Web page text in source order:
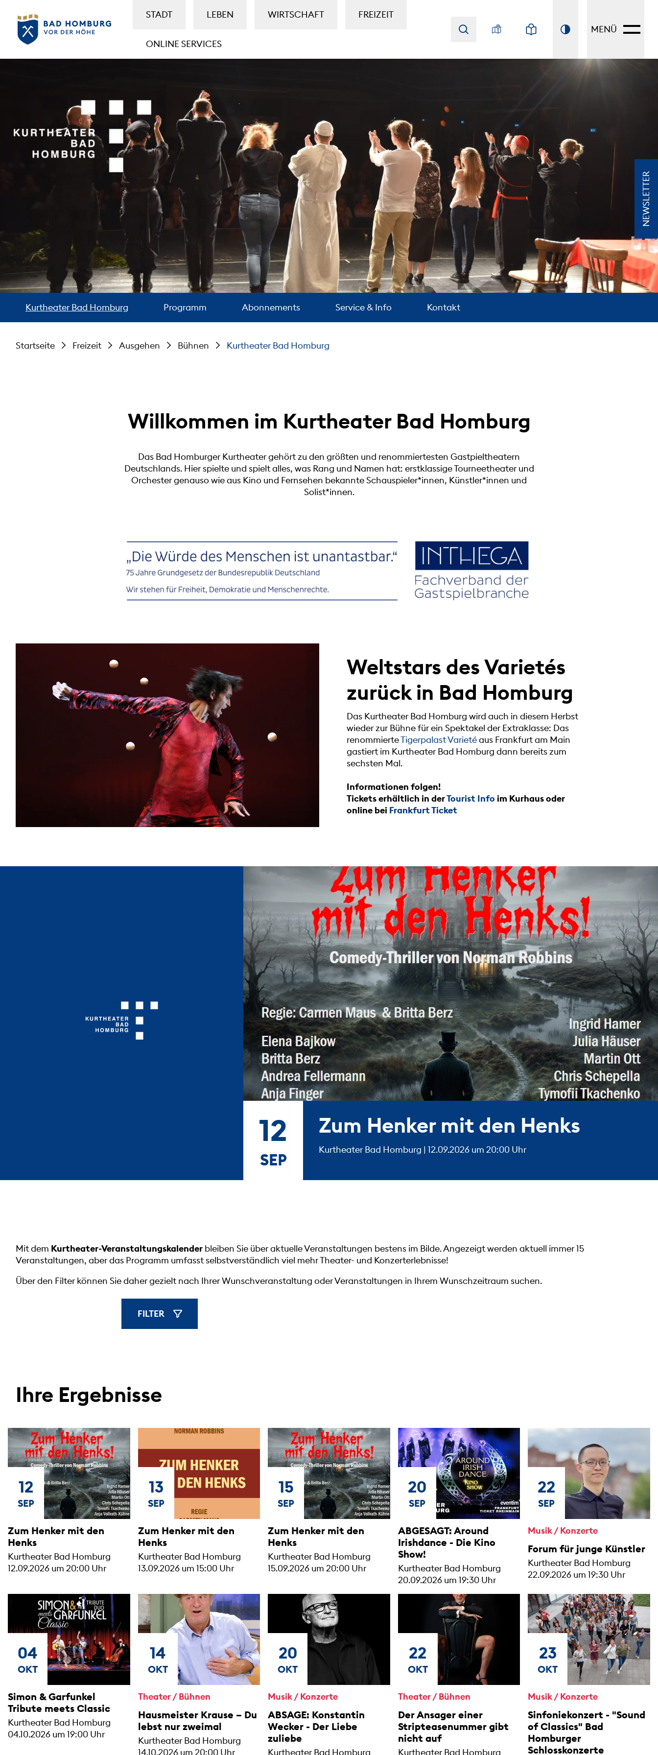
STADT LEBEN WIRTSCHAFT FREIZEIT
ONLINE SERVICES
MENÜ
Kurtheater Bad Homburg Programm Abonnements Service & Info Kontakt
Startseite Freizeit Ausgehen Bühnen Kurtheater Bad Homburg
NEWSLETTER
Willkommen im Kurtheater Bad Homburg
Das Bad Homburger Kurtheater gehört zu den größten und renommiertesten Gastpieltheatern
Deutschlands. Hier spielte und spielt alles, was Rang und Namen hat: erstklassige Tourneetheater und
Orchester genauso wie aus Kino und Fernsehen bekannte Schauspieler*innen, Künstler*innen und
Solist*innen.
Weltstars des Varietés
zurück in Bad Homburg
Das Kurtheater Bad Homburg wird auch in diesem Herbst
wieder zur Bühne für ein Spektakel der Extraklasse: Das
renommierteTigerpalast Varietéaus Frankfurt am Main
gastiert im Kurtheater Bad Homburg dann bereits zum
sechsten Mal.
Informationen folgen!
Tickets erhältlich in derTourist Info im Kurhaus oder
online bei Frankfurt Ticket
12
SEP
Zum Henker mit den Henks
Kurtheater Bad Homburg |12.09.2026 um 20:00 Uhr
Mit dem Kurtheater-Veranstaltungskalender bleiben Sie über aktuelle Veranstaltungen bestens im Bilde. Angezeigt werden aktuell immer 15
Veranstaltungen, aber das Programm umfasst selbstverständlich viel mehr Theater- und Konzerterlebnisse!
Über den Filter können Sie daher gezielt nach Ihrer Wunschveranstaltung oder Veranstaltungen in Ihrem Wunschzeitraum suchen.
FILTERFILTER ANZEIGEN
Ihre Ergebnisse
Zum Henker mit den
Henks
Kurtheater Bad Homburg
12.09.2026 um 20:00 Uhr
12
SEP
Zum Henker mit den
Henks
Kurtheater Bad Homburg
13.09.2026 um 15:00 Uhr
13
SEP
Zum Henker mit den
Henks
Kurtheater Bad Homburg
15.09.2026 um 20:00 Uhr
15
SEP
ABGESAGT: Around
Irishdance - Die Kino
Show!
Kurtheater Bad Homburg
20.09.2026 um 19:30 Uhr
20
SEP
Musik / Konzerte
Forum für junge Künstler
Kurtheater Bad Homburg
22.09.2026 um 19:30 Uhr
22
SEP
Simon & Garfunkel
Tribute meets Classic
Kurtheater Bad Homburg
04.10.2026 um 19:00 Uhr
04
OKT
Theater / Bühnen
Hausmeister Krause – Du
lebst nur zweimal
Kurtheater Bad Homburg
14.10.2026 um 20:00 Uhr
14
OKT
Musik / Konzerte
ABSAGE: Konstantin
Wecker - Der Liebe
zuliebe
Kurtheater Bad Homburg
20
OKT
Theater / Bühnen
Der Ansager einer
Stripteasenummer gibt
nicht auf
Kurtheater Bad Homburg
22
OKT
Musik / Konzerte
Sinfoniekonzert - "Sound
of Classics" Bad
Homburger
Schlosskonzerte
23
OKT